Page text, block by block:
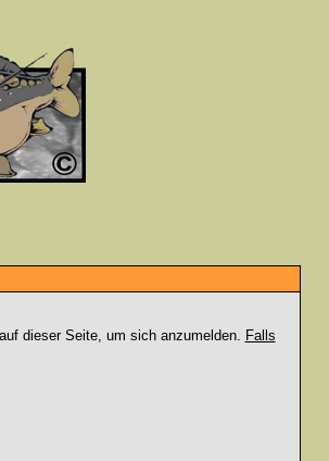
dieser Seite, um sich anzumelden. Falls